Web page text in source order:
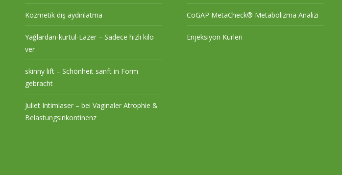
Kozmetik diş aydınlatma
Yağlardan-kurtul-Lazer – Sadece hızlı kilo
ver
skinny lift – Schönheit sanft in Form
gebracht
Juliet Intimlaser – bei Vaginaler Atrophie &
Belastungsinkontinenz
CoGAP MetaCheck® Metabolizma Analizi
Enjeksiyon Kürleri